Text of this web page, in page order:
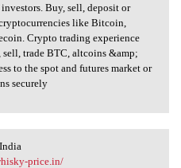
Buy, sell, deposit or
like Bitcoin,
Crypto trading experience
sell, trade BTC, altcoins &amp;
to the spot and futures market or
securely
Indiaprice.in/